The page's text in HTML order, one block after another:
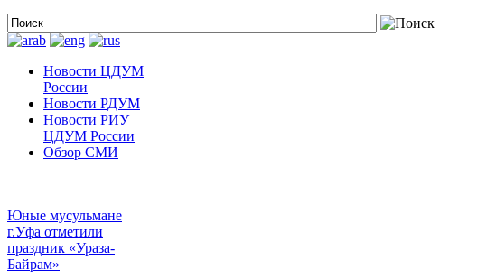
Новости ЦДУМ
России
Новости РДУМ
Новости РИУ
ЦДУМ России
Обзор СМИ
Юные мусульмане
г.Уфа отметили
праздник «Ураза-
Байрам»